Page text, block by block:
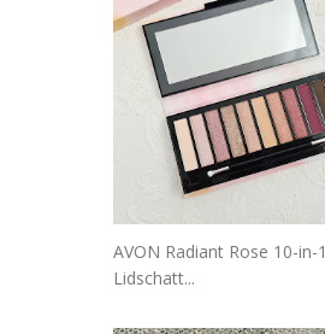
AVON Radiant Rose 10-in-1
Lidschatt...